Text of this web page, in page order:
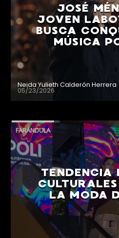
JOSÉ
JOVEN
BUSCA
MÚSICA
Neida Yulieth Calderón Herrera
05/23/2026
FARÁNDULA
TENDENCIA
LA MODA